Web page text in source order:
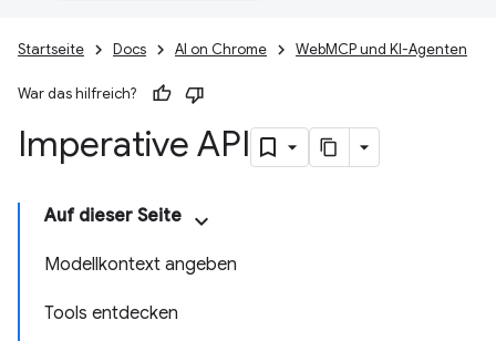
Startseite Docs AI on Chrome WebMCP und KI-Agenten
War das hilfreich?
Imperative API
Auf dieser Seite
Modellkontext angeben
Tools entdecken